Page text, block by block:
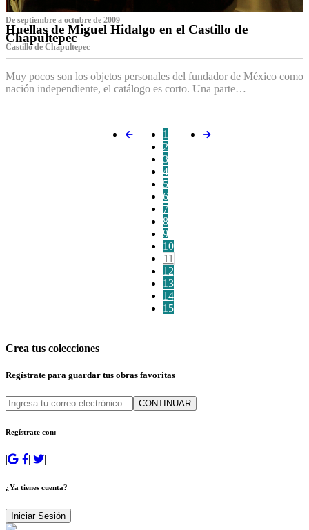
De septiembre a octubre de 2009
Huellas de Miguel Hidalgo en el Castillo de
Chapultepec
Castillo de Chapultepec
Muy pocos son los objetos personales del fundador de México como
nación independiente, el catálogo es corto. Una parte…
1
2
3
4
5
6
7
8
9
10
11
12
13
14
15
Crea tus colecciones
Regístrate para guardar tus obras favoritas
CONTINUAR
Regístrate con:
| | | |
¿Ya tienes cuenta?
Iniciar Sesión